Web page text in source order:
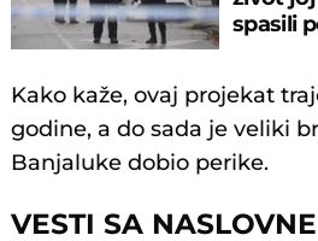
spasili
Kako kaže, ovaj projekat
godine, a do sada je veliki
Banjaluke dobio perike.
VESTI SA NASLOVNE